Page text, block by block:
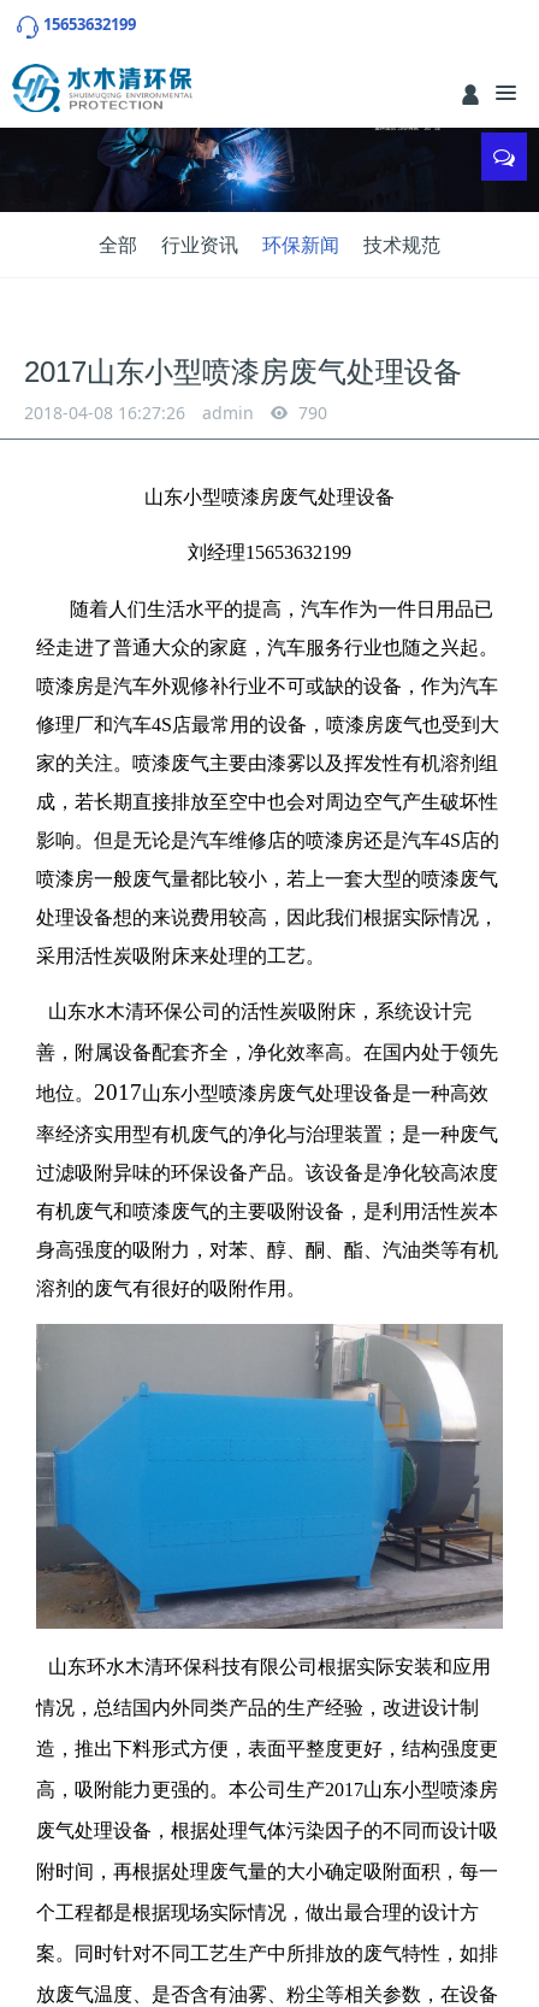
15653632199
全部 行业资讯 环保新闻 技术规范
2017山东小型喷漆房废气处理设备
2018-04-08 16:27:26 admin 790
山东小型喷漆房废气处理设备
刘经理15653632199
随着人们生活水平的提高，汽车作为一件日用品已
经走进了普通大众的家庭，汽车服务行业也随之兴起。
喷漆房是汽车外观修补行业不可或缺的设备，作为汽车
修理厂和汽车4S店最常用的设备，喷漆房废气也受到大
家的关注。喷漆废气主要由漆雾以及挥发性有机溶剂组
成，若长期直接排放至空中也会对周边空气产生破坏性
影响。但是无论是汽车维修店的喷漆房还是汽车4S店的
喷漆房一般废气量都比较小，若上一套大型的喷漆废气
处理设备想的来说费用较高，因此我们根据实际情况，
采用活性炭吸附床来处理的工艺。
山东水木清环保公司的活性炭吸附床，系统设计完
善，附属设备配套齐全，净化效率高。在国内处于领先
地位。 2017山东小型喷漆房废气处理设备是一种高效
率经济实用型有机废气的净化与治理装置；是一种废气
过滤吸附异味的环保设备产品。该设备是净化较高浓度
有机废气和喷漆废气的主要吸附设备，是利用活性炭本
身高强度的吸附力，对苯、醇、酮、酯、汽油类等有机
溶剂的废气有很好的吸附作用。
山东环水木清环保科技有限公司根据实际安装和应用
情况，总结国内外同类产品的生产经验，改进设计制
造，推出下料形式方便，表面平整度更好，结构强度更
高，吸附能力更强的。本公司生产2017山东小型喷漆房
废气处理设备 ，根据处理气体污染因子的不同而设计吸
附时间，再根据处理废气量的大小确定吸附面积，每一
个工程都是根据现场实际情况，做出最合理的设计方
案。同时针对不同工艺生产中所排放的废气特性，如排
放废气温度、是否含有油雾、粉尘等相关参数，在设备